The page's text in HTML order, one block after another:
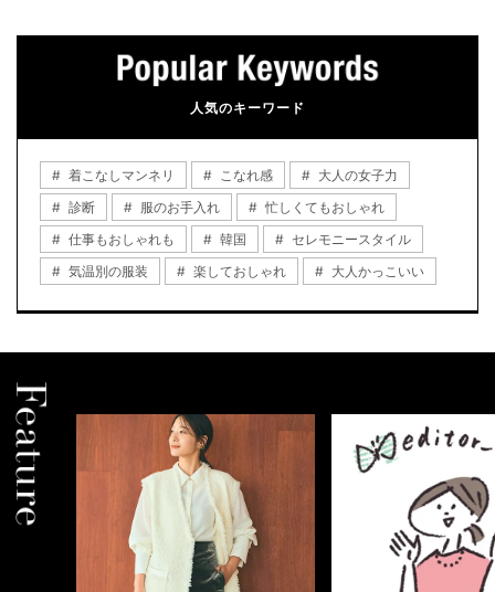
人気のキーワード
着こなしマンネリ こなれ感
大人の女子力
診断
服のお手入れ
忙しくてもおしゃれ
仕事もおしゃれも
韓国
セレモニースタイル
気温別の服装
楽しておしゃれ 大人かっこいい